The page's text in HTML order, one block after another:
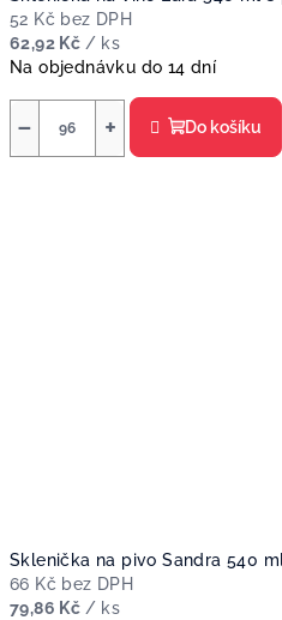
52 Kč bez DPH
62,92 Kč / ks
Na objednávku do 14 dní
+
− Do košíku
Sklenička na pivo Sandra 540
66 Kč bez DPH
79,86 Kč / ks